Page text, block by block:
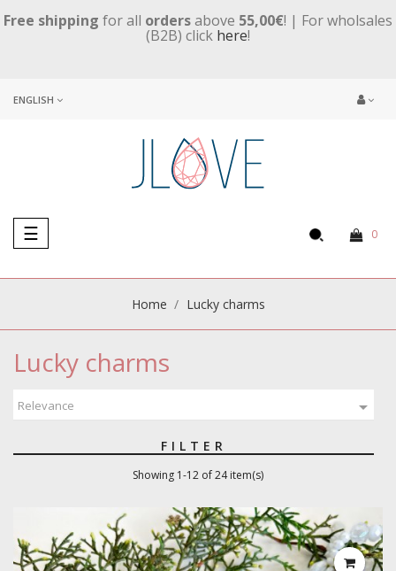
Free shipping for all ordersabove 55,00€! | For wholsales
(B2B) click here!
ENGLISH
Toggle
navigation
☰ 0
Home Lucky charms
Lucky charms
Relevance 
FILTER
Showing 1-12 of 24 item(s)